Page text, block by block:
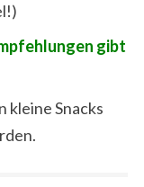
gibt
kleine Snacks